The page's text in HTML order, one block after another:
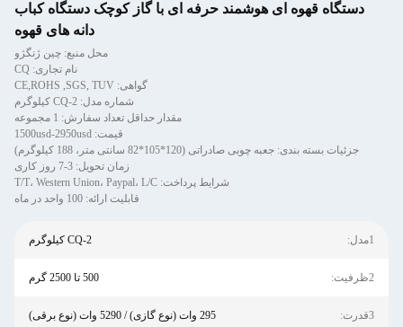
دستگاه قهوه ای هوشمند حرفه ای با گاز کوچک دستگاه کباب
دانه های قهوه
محل منبع: چین ژنگژو
نام تجاری: CQ
گواهی: CE,ROHS ,SGS, TUV
شماره مدل: CQ-2 کیلوگرم
مقدار حداقل تعداد سفارش: 1 مجموعه
قیمت: 1500usd-2950usd
جزئیات بسته بندی: جعبه چوبی صادراتی (120*105*82 سانتی متر، 188 کیلوگرم)
زمان تحویل: 3-7 روز کاری
شرایط پرداخت: T/T، Western Union، Paypal، L/C
قابلیت ارائه: 100 واحد در ماه
1مدل: CQ-2 کیلوگرم
2ظرفیت: 500 تا 2500 گرم
3قدرت: 295 وات (نوع گازی) / 5290 وات (نوع برقی)